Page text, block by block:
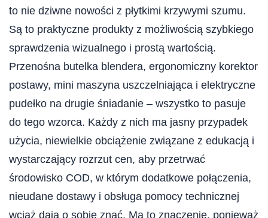
to nie dziwne nowości z płytkimi krzywymi szumu.
Są to praktyczne produkty z możliwością szybkiego
sprawdzenia wizualnego i prostą wartością.
Przenośna butelka blendera, ergonomiczny korektor
postawy, mini maszyna uszczelniająca i elektryczne
pudełko na drugie śniadanie – wszystko to pasuje
do tego wzorca. Każdy z nich ma jasny przypadek
użycia, niewielkie obciążenie związane z edukacją i
wystarczający rozrzut cen, aby przetrwać
środowisko COD, w którym dodatkowe połączenia,
nieudane dostawy i obsługa pomocy technicznej
wciąż dają o sobie znać. Ma to znaczenie, ponieważ